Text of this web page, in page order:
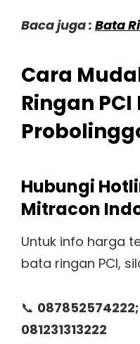
Baca juga : Bata
Cara
Ringan
Hubungi
Mitracon
Untuk info harga
bata ringan PCI,
📞 087852574222;
081231313222